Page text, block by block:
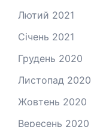
Лютий 2021
Січень 2021
Грудень 2020
Листопад 2020
Жовтень 2020
Вересень 2020